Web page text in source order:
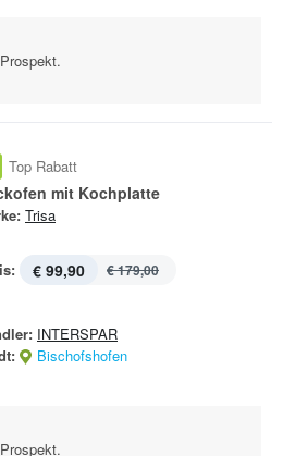
Top Rabatt
mit Kochplatte
Trisa
€ 99,90 € 179,00
INTERSPAR
Bischofshofen